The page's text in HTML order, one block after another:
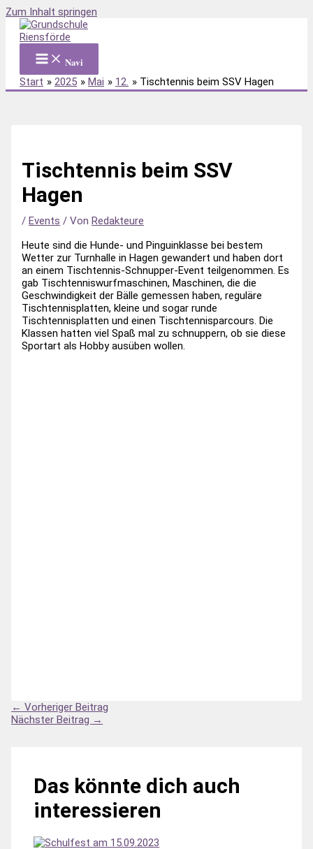
Zum Inhalt springen
Navi
Start 2025 Mai 12. Tischtennis beim SSV Hagen
Tischtennis beim SSV
Hagen
/Events / VonRedakteure
Heute sind die Hunde- und Pinguinklasse bei bestem
Wetter zur Turnhalle in Hagen gewandert und haben dort
an einem Tischtennis-Schnupper-Event teilgenommen. Es
gab Tischtenniswurfmaschinen, Maschinen, die die
Geschwindigkeit der Bälle gemessen haben, reguläre
Tischtennisplatten, kleine und sogar runde
Tischtennisplatten und einen Tischtennisparcours. Die
Klassen hatten viel Spaß mal zu schnuppern, ob sie diese
Sportart als Hobby ausüben wollen.
← Vorheriger Beitrag
Nächster Beitrag →
Das könnte dich auch
interessieren